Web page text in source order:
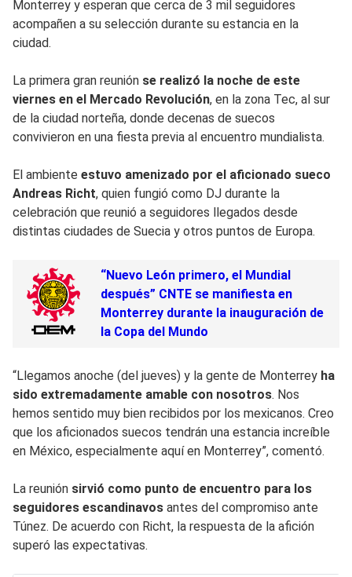
Monterrey y esperan que cerca de 3 mil seguidores
acompañen a su selección durante su estancia en la
ciudad.
La primera gran reunión se realizó la noche de este
viernes en el Mercado Revolución, en la zona Tec, al sur
de la ciudad norteña, donde decenas de suecos
convivieron en una fiesta previa al encuentro mundialista.
El ambiente estuvo amenizado por el aficionado sueco
Andreas Richt, quien fungió como DJ durante la
celebración que reunió a seguidores llegados desde
distintas ciudades de Suecia y otros puntos de Europa.
“Nuevo León primero, el Mundial
después” CNTE se manifiesta en
Monterrey durante la inauguración de
la Copa del Mundo
“Llegamos anoche (del jueves) y la gente de Monterrey ha
sido extremadamente amable con nosotros. Nos
hemos sentido muy bien recibidos por los mexicanos. Creo
que los aficionados suecos tendrán una estancia increíble
en México, especialmente aquí en Monterrey”, comentó.
La reunión sirvió como punto de encuentro para los
seguidores escandinavos antes del compromiso ante
Túnez. De acuerdo con Richt, la respuesta de la afición
superó las expectativas.